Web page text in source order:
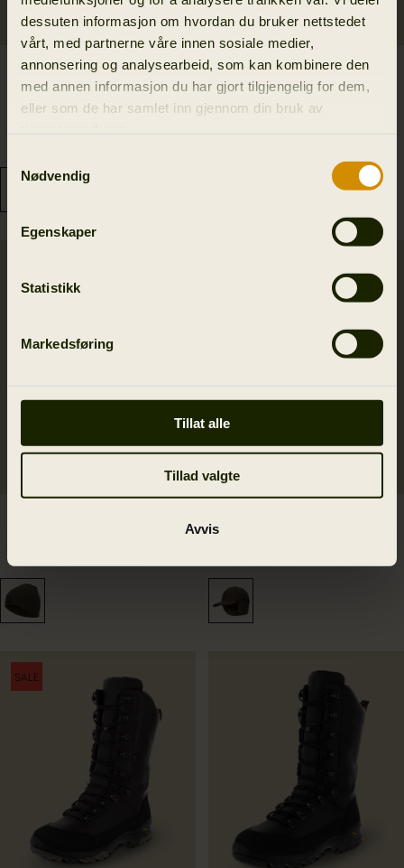
dessuten informasjon om hvordan du bruker nettstedet
vårt, med partnerne våre innen sosiale medier,
annonsering og analysearbeid, som kan kombinere den
med annen informasjon du har gjort tilgjengelig for dem,
eller som de har samlet inn gjennom din bruk av
Nødvendig
Egenskaper
Statistikk
Markedsføring
Tillat alle
Tillad valgte
Avvis
Driven Hunt HWS
Insulated bukser
2 499.50 NOK
Driven Hunt Insulated
vest
1 749.30 NOK
SALE